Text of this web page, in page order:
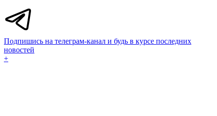
Подпишись на телеграм-канал и будь в курсе последних
новостей
+